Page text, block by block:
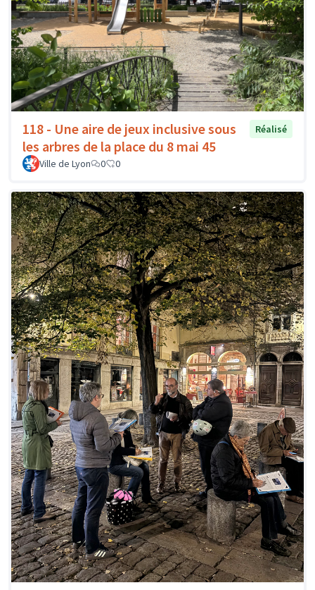
118 - Une aire de jeux inclusive sous
les arbres de la place du 8 mai 45
Réalisé
Ville de Lyon 0 0